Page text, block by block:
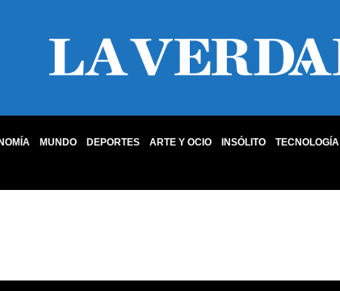
MUNDO DEPORTES ARTE Y OCIO INSÓLITO TECNOLOGÍA